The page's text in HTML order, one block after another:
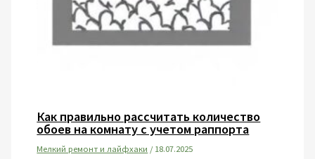
Как правильно рассчитать количество
обоев на комнату с учетом раппорта
Мелкий ремонт и лайфхаки /18.07.2025